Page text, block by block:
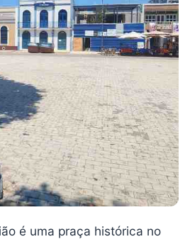
é uma praça histórica no